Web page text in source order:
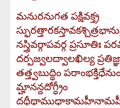
మనురనుగత పక్షివక్త్ర
నస్త్రివర్గాపవర్గ
దర్పజ్వలద్వాలఖిల్య
తత్త్వబుద్ధిం
మ్హానన్దదోగ్ధ్రీం